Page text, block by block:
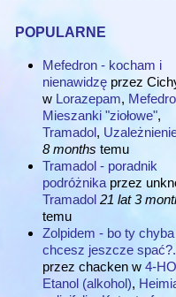
popularne
Mefedron - kocham i
nienawidzę przez
w Lorazepam,
Mieszanki "ziołowe",
Tramadol,
8 months temu
Tramadol - poradnik
podróżnika przez
Tramadol 21 lat 3
temu
Zolpidem - bo ty
chcesz jeszcze
przez chacken w 4-
Etanol (alkohol),